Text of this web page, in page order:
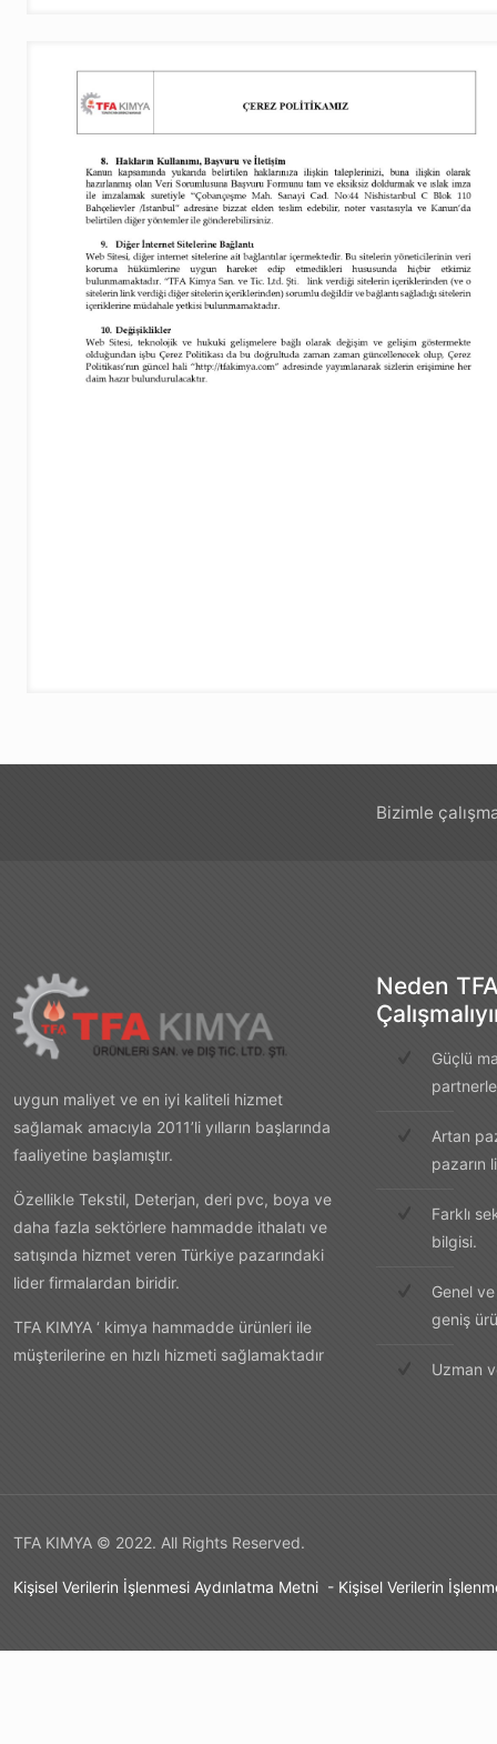
Bizimle
uygun maliyet ve en iyi kaliteli hizmet
sağlamak amacıyla 2011’li yılların başlarında
faaliyetine başlamıştır.
Özellikle Tekstil, Deterjan, deri pvc, boya ve
daha fazla sektörlere hammadde ithalatı ve
satışında hizmet veren Türkiye pazarındaki
lider firmalardan biridir.
TFA KIMYA ‘ kimya hammadde ürünleri ile
müşterilerine en hızlı hizmeti sağlamaktadır
Neden
Güçlü
Artan
pazarın
Farklı
bilgisi.
Genel
geniş
Uzman
TFA KIMYA © 2022. All Rights Reserved.
Kişisel Verilerin İşlenmesi Aydınlatma Metni - Kişisel Verilerin